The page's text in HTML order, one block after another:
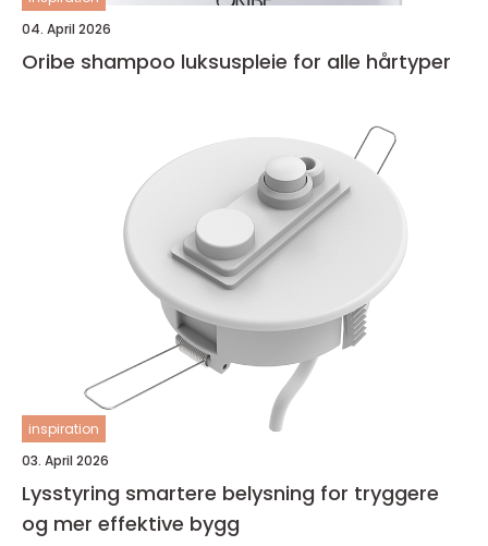
04. April 2026
Oribe shampoo luksuspleie for alle hårtyper
inspiration
03. April 2026
Lysstyring smartere belysning for tryggere
og mer effektive bygg